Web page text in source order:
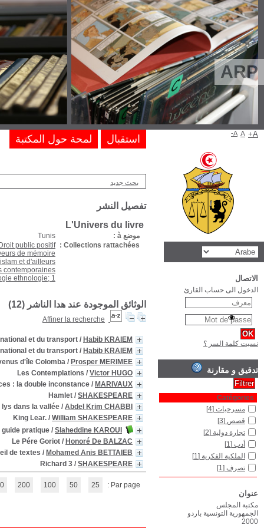
Les aspects pratiques
Les
Management : décrire et
La Propriété intellectuelle
(1 - 12 / 12)